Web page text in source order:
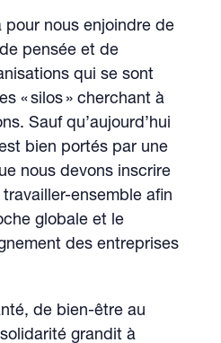
pour nous enjoindre de
pensée et de
qui se sont
« silos » cherchant à
Sauf qu’aujourd’hui
bien portés par une
nous devons inscrire
ensemble afin
globale et le
des entreprises
de bien-être au
grandit à